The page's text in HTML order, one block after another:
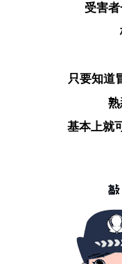
受害
只要知道
基本上就